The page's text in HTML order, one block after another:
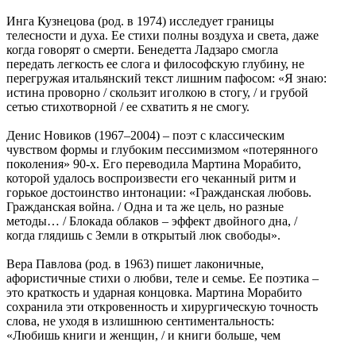
Инга Кузнецова (род. в 1974) исследует границы
телесности и духа. Ее стихи полны воздуха и света, даже
когда говорят о смерти. Бенедетта Ладзаро смогла
передать легкость ее слога и философскую глубину, не
перегружая итальянский текст лишним пафосом: «Я знаю:
истина проворно / скользит иголкою в стогу, / и грубой
сетью стихотворной / ее схватить я не смогу.
Денис Новиков (1967‒2004) ‒ поэт с классическим
чувством формы и глубоким пессимизмом «потерянного
поколения» 90-х. Его переводила Мартина Морабито,
которой удалось воспроизвести его чеканный ритм и
горькое достоинство интонации: «Гражданская любовь.
Гражданская война. / Одна и та же цель, но разные
методы… / Блокада облаков ‒ эффект двойного дна, /
когда глядишь с Земли в открытый люк свободы».
Вера Павлова (род. в 1963) пишет лаконичные,
афористичные стихи о любви, теле и семье. Ее поэтика ‒
это краткость и ударная концовка. Мартина Морабито
сохранила эти откровенность и хирургическую точность
слова, не уходя в излишнюю сентиментальность:
«Любишь книги и женщин, / и книги больше, чем